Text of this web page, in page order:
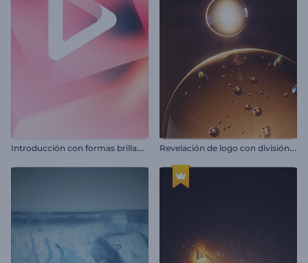
I
ntroducción con formas brillantes R
evelación de logo con división de burbujas